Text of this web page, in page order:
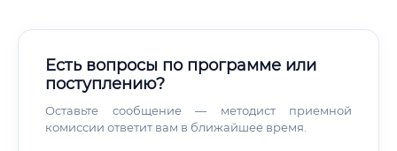
Есть вопросы по программе или
поступлению?
Оставьте сообщение — методист приемной
комиссии ответит вам в ближайшее время.